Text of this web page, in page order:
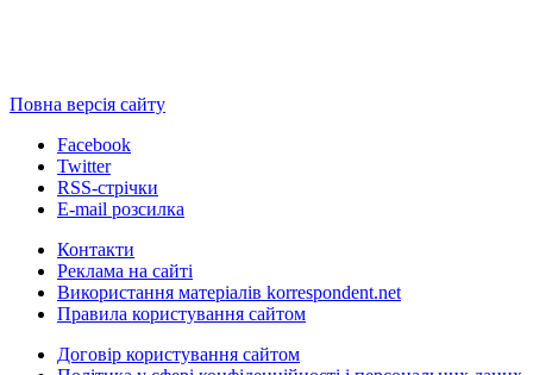
Повна версія сайту
Facebook
Twitter
RSS-стрічки
E-mail розсилка
Контакти
Реклама на сайті
Використання матеріалів korrespondent.net
Правила користування сайтом
Договір користування сайтом